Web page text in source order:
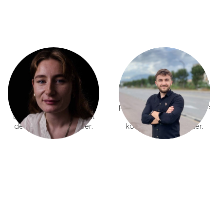
Heledd Smith
Klimaekspert
Vores klimaekspert, der
sørger for, at vores
løsning altid lever op til
de højeste standarder.
Ilir Hushi
Full stack udvikler
Softwareudvikler med en
passion for at simplificere
og automatisere
komplekse processer.